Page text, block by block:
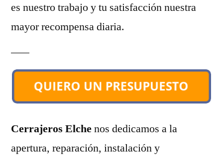
es nuestro trabajo y tu satisfacción nuestra
mayor recompensa diaria.
Cerrajeros Elchenos dedicamos a la
apertura, reparación, instalación y